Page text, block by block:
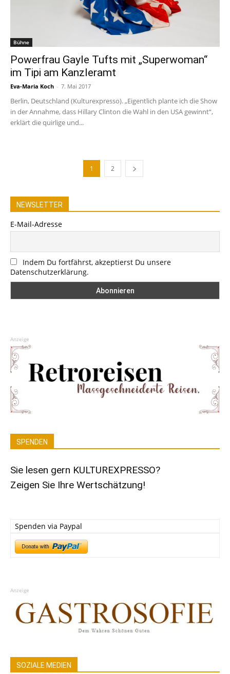
Bühne
Powerfrau Gayle Tufts mit „Superwoman“
im Tipi am Kanzleramt
Eva-Maria Koch - 7. Mai 2017
Berlin, Deutschland (Kulturexpresso). „Eigentlich plante ich die Show
in der Annahme, dass Hillary Clinton die Wahl in den USA gewinnt“,
erklärt die quirlige und...
1 2
NEWSLETTER
E-Mail-Adresse
Indem Du fortfährst, akzeptierst Du unsere
Datenschutzerklärung.
Anzeige
SPENDEN
Sie lesen gern KULTUREXPRESSO?
Zeigen Sie Ihre Wertschätzung!
Spenden via Paypal
Anzeige
SOZIALE MEDIEN